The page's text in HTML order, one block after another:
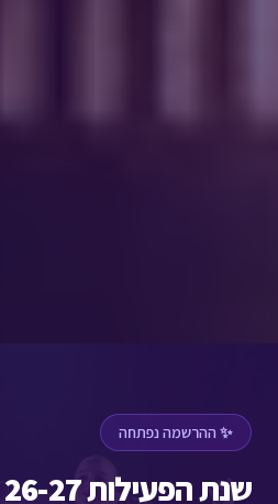
✨ ההרשמה נפתחה